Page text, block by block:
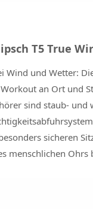
T5 True
Wind und Wetter:
an Ort und
sind staub- und
sicheren
menschlichen